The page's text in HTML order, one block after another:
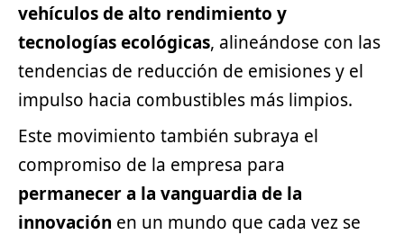
vehículos de alto rendimiento y
tecnologías ecológicas, alineándose con las
tendencias de reducción de emisiones y el
impulso hacia combustibles más limpios.
Este movimiento también subraya el
compromiso de la empresa para
permanecer a la vanguardia de la
innovación en un mundo que cada vez se